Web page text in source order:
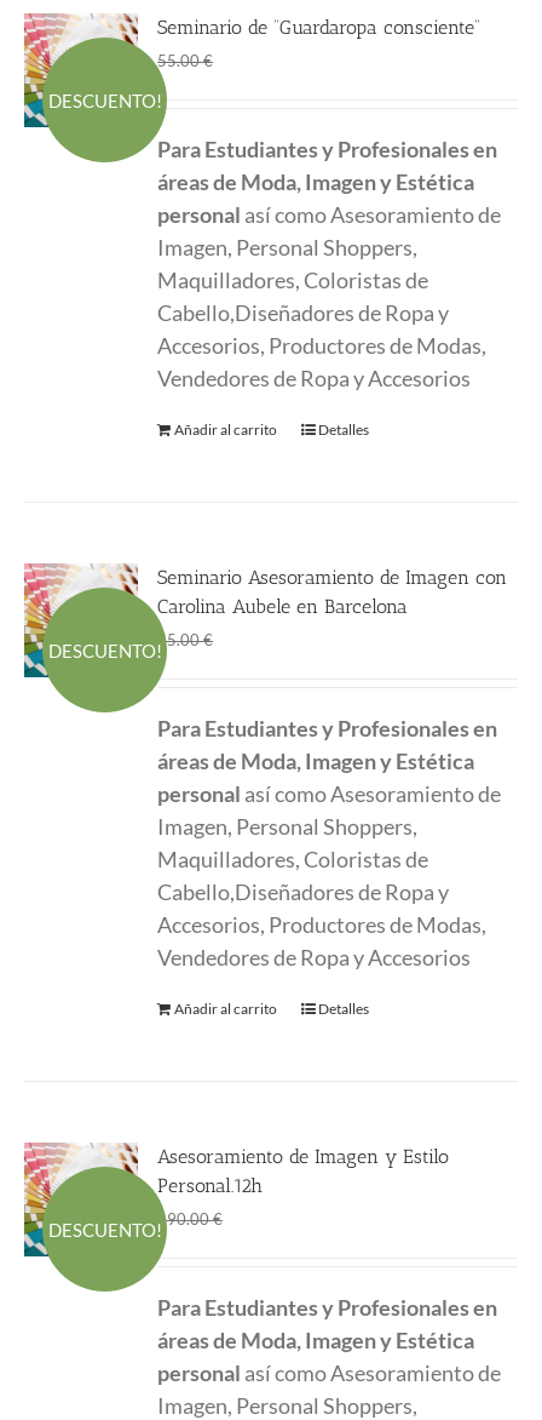
DESCUENTO!
Seminario de “Guardaropa consciente”
55.00€
era:
55.00 €.
es:
45.00 €.
Para Estudiantes y Profesionales en
áreas de Moda, Imagen y Estética
personal así como Asesoramiento de
Imagen, Personal Shoppers,
Maquilladores, Coloristas de
Cabello,Diseñadores de Ropa y
Accesorios, Productores de Modas,
Vendedores de Ropa y Accesorios
Añadir al carrito Detalles
DESCUENTO!
Seminario Asesoramiento de Imagen con
Carolina Aubele en Barcelona
55.00€
era:
55.00 €.
es:
55.00 €.
Para Estudiantes y Profesionales en
áreas de Moda, Imagen y Estética
personal así como Asesoramiento de
Imagen, Personal Shoppers,
Maquilladores, Coloristas de
Cabello,Diseñadores de Ropa y
Accesorios, Productores de Modas,
Vendedores de Ropa y Accesorios
Añadir al carrito Detalles
DESCUENTO!
Asesoramiento de Imagen y Estilo
Personal.12h
190.00€
era:
190.00 €.
es:
190.00 €.
Para Estudiantes y Profesionales en
áreas de Moda, Imagen y Estética
personal así como Asesoramiento de
Imagen, Personal Shoppers,